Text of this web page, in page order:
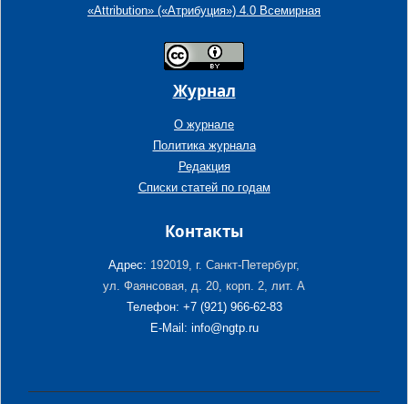
«Attribution» («Атрибуция») 4.0 Всемирная
Журнал
О журнале
Политика журнала
Редакция
Списки статей по годам
Контакты
Адрес: 192019, г. Санкт-Петербург,
ул. Фаянсовая, д. 20, корп. 2, лит. А
Телефон: +7 (921) 966-62-83
E-Mail: info@ngtp.ru